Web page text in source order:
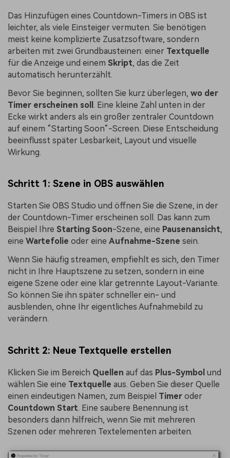
Das Hinzufügen eines Countdown-Timers in OBS ist
leichter, als viele Einsteiger vermuten. Sie benötigen
meist keine komplizierte Zusatzsoftware, sondern
arbeiten mit zwei Grundbausteinen: einer Textquelle
für die Anzeige und einem Skript, das die Zeit
automatisch herunterzählt.
Bevor Sie beginnen, sollten Sie kurz überlegen, wo der
Timer erscheinen soll . Eine kleine Zahl unten in der
Ecke wirkt anders als ein großer zentraler Countdown
auf einem “Starting Soon”-Screen. Diese Entscheidung
beeinflusst später Lesbarkeit, Layout und visuelle
Wirkung.
Schritt 1: Szene in OBS auswählen
Starten Sie OBS Studio und öffnen Sie die Szene, in der
der Countdown-Timer erscheinen soll. Das kann zum
Beispiel Ihre Starting Soon-Szene, eine Pausenansicht,
eine Wartefolie oder eine Aufnahme-Szene sein.
Wenn Sie häufig streamen, empfiehlt es sich, den Timer
nicht in Ihre Hauptszene zu setzen, sondern in eine
eigene Szene oder eine klar getrennte Layout-Variante.
So können Sie ihn später schneller ein- und
ausblenden, ohne Ihr eigentliches Aufnahmebild zu
verändern.
Schritt 2: Neue Textquelle erstellen
Klicken Sie im Bereich Quellen auf das Plus-Symbol und
wählen Sie eine Textquelle aus. Geben Sie dieser Quelle
einen eindeutigen Namen, zum Beispiel Timer oder
Countdown Start. Eine saubere Benennung ist
besonders dann hilfreich, wenn Sie mit mehreren
Szenen oder mehreren Textelementen arbeiten.